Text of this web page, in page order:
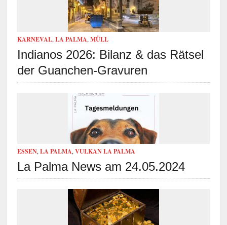
KARNEVAL, LA PALMA, MÜLL
Indianos 2026: Bilanz & das Rätsel
der Guanchen-Gravuren
ESSEN, LA PALMA, VULKAN LA PALMA
La Palma News am 24.05.2024